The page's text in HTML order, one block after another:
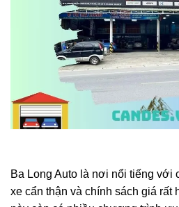
Ba Long Auto là nơi nổi tiếng
xe cẩn thận và chính sách giá rất